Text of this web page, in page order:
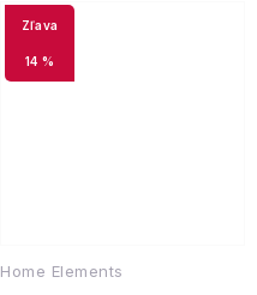
Home Elements
14 %